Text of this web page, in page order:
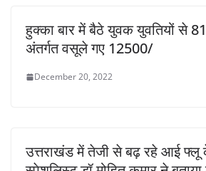
हुक्का बार में बैठे युवक युवतियों से
अंतर्गत वसूले गए 12500/
December 20, 2022
उत्तराखंड में तेजी से बढ़ रहे आई